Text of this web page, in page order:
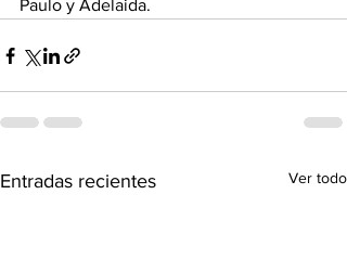
Paulo y Adelaida.
Entradas recientes Ver todo